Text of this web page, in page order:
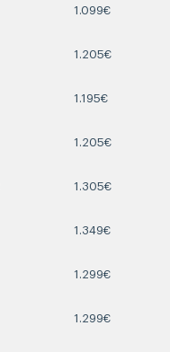
1.099€
1.205€
1.195€
1.205€
1.305€
1.349€
1.299€
1.299€